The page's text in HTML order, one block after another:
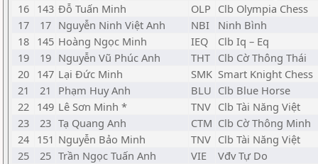
16 143 Đỗ Tuấn Minh OLP Clb Olympia Chess
17
17 Nguyễn Ninh Việt Anh NBI
Ninh Bình
18 145 Hoàng Ngọc Minh IEQ
Clb Iq – Eq
19
19 Nguyễn Vũ Phúc Anh THT Clb Cờ Thông Thái
20 147 Lại Đức Minh SMK Smart Knight Chess
21
21 Phạm Huy Anh BLU Clb Blue Horse
22 149 Lê Sơn Minh * TNV Clb Tài Năng Việt
23
23 Tạ Quang Anh CTM Clb Cờ Thông Minh
24 151 Nguyễn Bảo Minh TNV Clb Tài Năng Việt
25
25 Trần Ngọc Tuấn Anh VIE
Vđv Tự Do